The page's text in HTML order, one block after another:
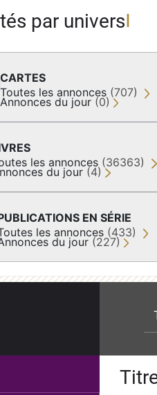
par univers
CARTES
Toutes les annonces (707)
Annonces du jour (0)
les annonces (36363)
du jour (4)
EN SÉRIE
les annonces (433)
du jour (227)